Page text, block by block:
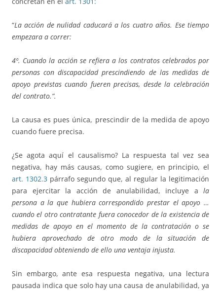
“La acción de nulidad caducará a los cuatro años. Ese tiempo
empezara a correr:
4º. Cuando la acción se refiera a los contratos celebrados por
personas con discapacidad prescindiendo de las medidas de
apoyo previstas cuando fueren precisas, desde la celebración
del contrato.”.
La causa es pues única, prescindir de la medida de apoyo
cuando fuere precisa.
¿Se agota aquí el causalismo? La respuesta tal vez sea
negativa, hay más causas, como sugiere, en principio, el
art. 1302.3 párrafo segundo que, al regular la legitimación
para ejercitar la acción de anulabilidad, incluye a la
persona a la que hubiera correspondido prestar el apoyo …
cuando el otro contratante fuera conocedor de la existencia de
medidas de apoyo en el momento de la contratación o se
hubiera aprovechado de otro modo de la situación de
discapacidad obteniendo de ello una ventaja injusta.
Sin embargo, ante esa respuesta negativa, una lectura
pausada indica que solo hay una causa de anulabilidad, ya